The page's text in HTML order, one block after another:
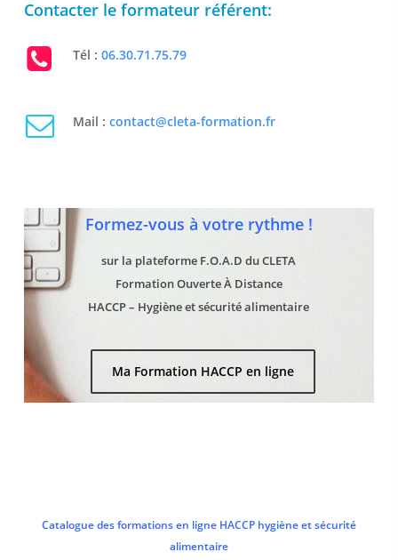
Contacter le formateur référent:
Tél :06.30.71.75.79
Mail :contact@cleta-formation.fr
Formez-vous à votre rythme !
sur la plateforme F.O.A.D du CLETA
Formation Ouverte À Distance
HACCP – Hygiène et sécurité alimentaire
Ma Formation HACCP en ligne
Catalogue des formations en ligne HACCP hygiène et sécurité
alimentaire